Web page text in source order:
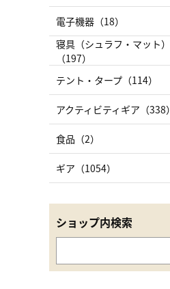
電子機器（18）
寝具（シュラフ・マット）
（197）
テント・タープ（114）
アクティビティギア（338）
食品（2）
ギア（1054）
ショップ内検索